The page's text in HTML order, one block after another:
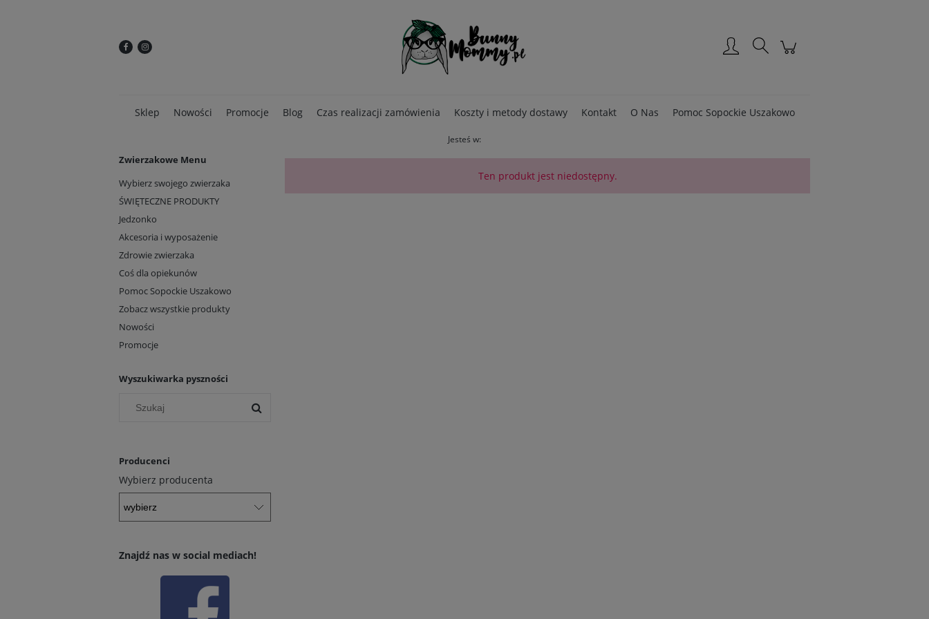
Sklep Nowości Promocje Blog Czas realizacji zamówienia Koszty i metody dostawy Kontakt O Nas Pomoc Sopockie Uszakowo
Jesteś w:
Zwierzakowe Menu
Wybierz swojego zwierzaka
ŚWIĘTECZNE PRODUKTY
Jedzonko
Akcesoria i wyposażenie
Zdrowie zwierzaka
Coś dla opiekunów
Pomoc Sopockie Uszakowo
Zobacz wszystkie produkty
Nowości
Promocje
Wyszukiwarka pyszności
Producenci
Wybierz producenta
Znajdź nas w social mediach!
Ten produkt jest niedostępny.